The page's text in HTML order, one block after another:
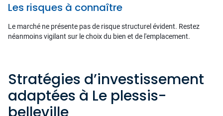
Les risques à connaître
Le marché ne présente pas de risque structurel évident. Restez
néanmoins vigilant sur le choix du bien et de l'emplacement.
Stratégies d’investissement
adaptées à Le plessis-